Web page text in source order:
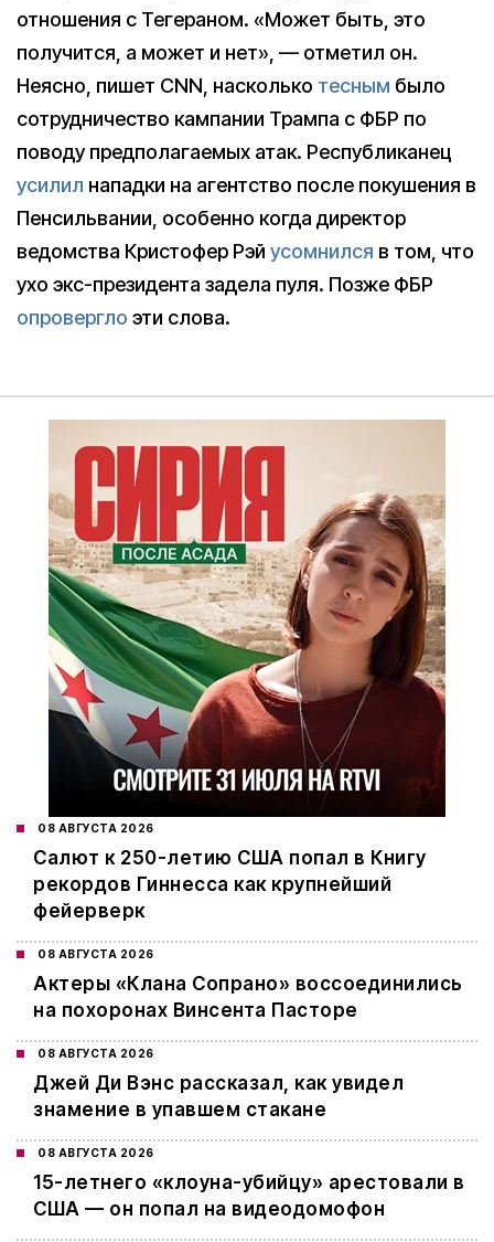
отношения с Тегераном. «Может быть, это
получится, а может и нет», — отметил он.
Неясно, пишет CNN, насколько тесным было
сотрудничество кампании Трампа с ФБР по
поводу предполагаемых атак. Республиканец
усилил нападки на агентство после покушения в
Пенсильвании, особенно когда директор
ведомства Кристофер Рэй усомнился в том, что
ухо экс-президента задела пуля. Позже ФБР
опровергло эти слова.
08 АВГУСТА 2026
Салют к 250-летию США попал в Книгу
рекордов Гиннесса как крупнейший
фейерверк
08 АВГУСТА 2026
Актеры «Клана Сопрано» воссоединились
на похоронах Винсента Пасторе
08 АВГУСТА 2026
Джей Ди Вэнс рассказал, как увидел
знамение в упавшем стакане
08 АВГУСТА 2026
15-летнего «клоуна-убийцу» арестовали в
США — он попал на видеодомофон